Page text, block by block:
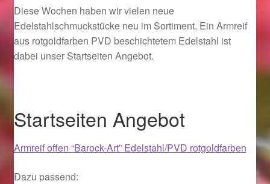
Geschenkideen für Weihnachten 2022
Geschenkideen für Weihnachten 2023
Geschenkideen für Weihnachten 2025
Diese Wochen haben wir vielen neue
Edelstahlschmuckstücke neu im Sortiment. Ein Armreif
aus rotgoldfarben PVD beschichtetem Edelstahl ist
dabei unser Startseiten Angebot.
Startseiten Angebot
Armreif offen “Barock-Art” Edelstahl/PVD rotgoldfarben
Dazu passend: